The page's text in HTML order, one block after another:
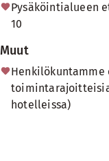
Pysäköintialueen
10
Muut
hotelleissa)